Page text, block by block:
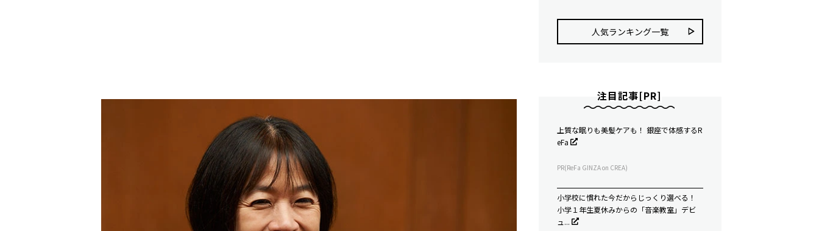
人気ランキング⼀覧
注目記事[PR]
上質な眠りも美髪ケアも！ 銀座で体感するR
eFa
PR(ReFa GINZA on CREA)
小学校に慣れた今だからじっくり選べる！
小学１年生夏休みからの「音楽教室」デビ
ュ...